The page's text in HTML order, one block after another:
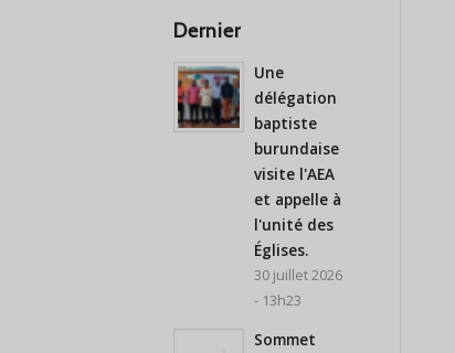
Dernier
Une
délégation
baptiste
burundaise
visite l'AEA
et appelle à
l'unité des
Églises.
30 juillet 2026
- 13h23
Sommet